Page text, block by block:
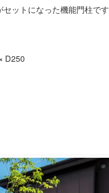
ットになった機能門柱です
D250